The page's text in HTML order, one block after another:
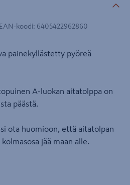
EAN-koodi: 6405422962860
painekyllästetty pyöreä
A-luokan aitatolppa on
päästä.
ota huomioon, että aitatolpan
jää maan alle.